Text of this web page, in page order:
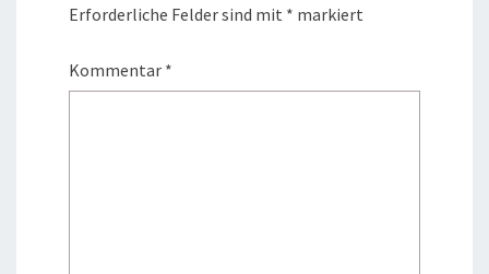
Erforderliche Felder sind mit * markiert
Kommentar *